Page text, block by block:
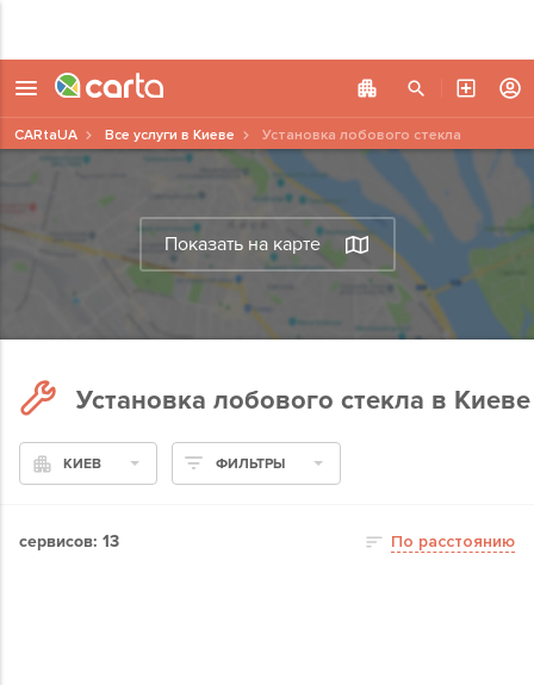
Показать на карте
CARtaUA Все услуги в Киеве Установка лобового стекла
Установка лобового стекла в Киеве
КИЕВ ФИЛЬТРЫ
сервисов: 13 По расстоянию